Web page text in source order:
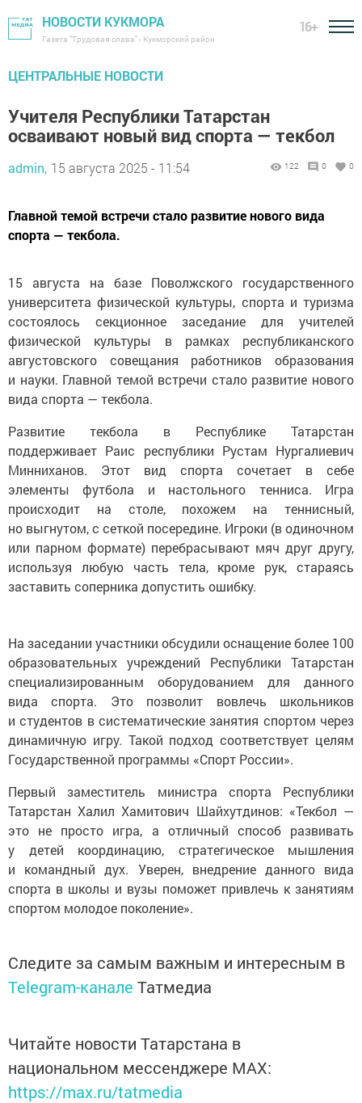
НОВОСТИ КУКМОРА
Газета "Трудовая слава" - Кукморский район
16+
ЦЕНТРАЛЬНЫЕ НОВОСТИ
Учителя Республики Татарстан
осваивают новый вид спорта — текбол
admin, 15 августа 2025 - 11:54 122 0 0
Главной темой встречи стало развитие нового вида
спорта — текбола.
15 августа на базе Поволжского государственного
университета физической культуры, спорта и туризма
состоялось секционное заседание для учителей
физической культуры в рамках республиканского
августовского совещания работников образования
и науки. Главной темой встречи стало развитие нового
вида спорта — текбола.
Развитие текбола в Республике Татарстан
поддерживает Раис республики Рустам Нургалиевич
Минниханов. Этот вид спорта сочетает в себе
элементы футбола и настольного тенниса. Игра
происходит на столе, похожем на теннисный,
но выгнутом, с сеткой посередине. Игроки (в одиночном
или парном формате) перебрасывают мяч друг другу,
используя любую часть тела, кроме рук, стараясь
заставить соперника допустить ошибку.
На заседании участники обсудили оснащение более 100
образовательных учреждений Республики Татарстан
специализированным оборудованием для данного
вида спорта. Это позволит вовлечь школьников
и студентов в систематические занятия спортом через
динамичную игру. Такой подход соответствует целям
Государственной программы «Спорт России».
Первый заместитель министра спорта Республики
Татарстан Халил Хамитович Шайхутдинов: «Текбол —
это не просто игра, а отличный способ развивать
у детей координацию, стратегическое мышления
и командный дух. Уверен, внедрение данного вида
спорта в школы и вузы поможет привлечь к занятиям
спортом молодое поколение».
Следите за самым важным и интересным в
Telegram-канале Татмедиа
Читайте новости Татарстана в
национальном мессенджере MАХ:
https://max.ru/tatmedia